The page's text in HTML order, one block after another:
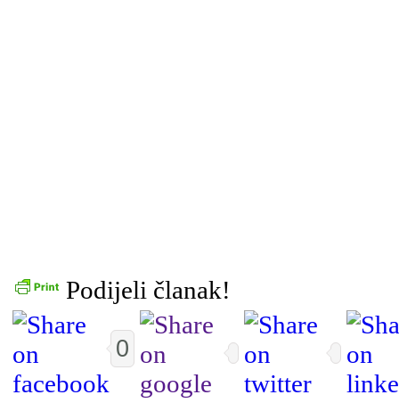
Podijeli članak!
0